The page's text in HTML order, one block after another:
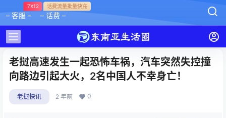
– 客服 –
7X12
– 话费 –
话费流量批量快充
老挝高速发生一起恐怖车祸，汽车突然失控撞
向路边引起大火，2名中国人不幸身亡！
老挝快讯 2 年前 0